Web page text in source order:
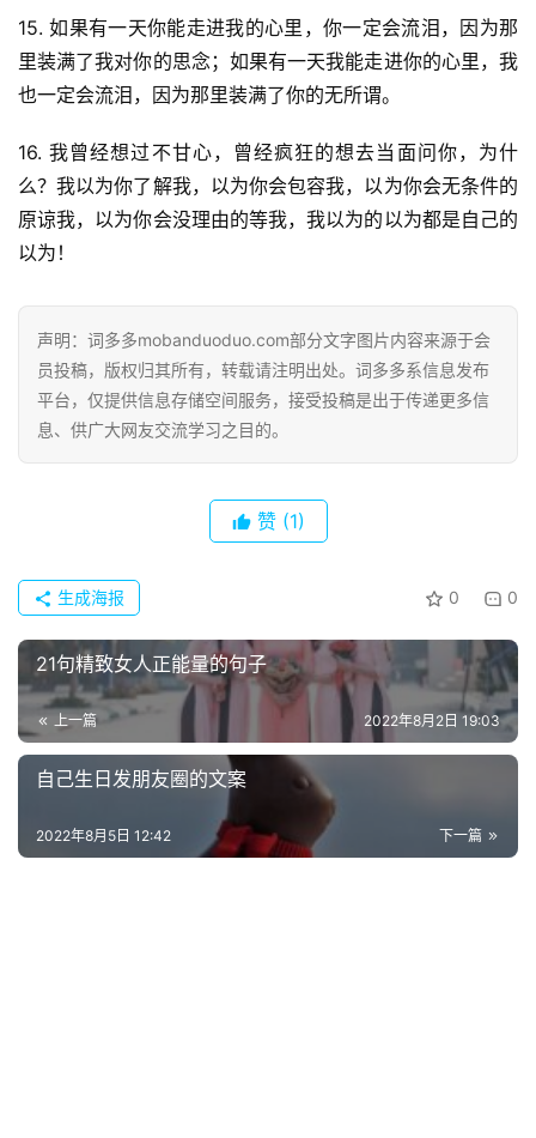
首
15. 如果有一天你能走进我的心里，你一定会流泪，因为那
里装满了我对你的思念；如果有一天我能走进你的心里，我
也一定会流泪，因为那里装满了你的无所谓。
16. 我曾经想过不甘心，曾经疯狂的想去当面问你，为什
么？我以为你了解我，以为你会包容我，以为你会无条件的
原谅我，以为你会没理由的等我，我以为的以为都是自己的
以为！
声明：词多多mobanduoduo.com部分文字图片内容来源于会
员投稿，版权归其所有，转载请注明出处。词多多系信息发布
平台，仅提供信息存储空间服务，接受投稿是出于传递更多信
息、供广大网友交流学习之目的。
赞 (1)
0 0
生成海报
21句精致女人正能量的句子
上一篇 2022年8月2日 19:03
自己生日发朋友圈的文案
下一篇
2022年8月5日 12:42